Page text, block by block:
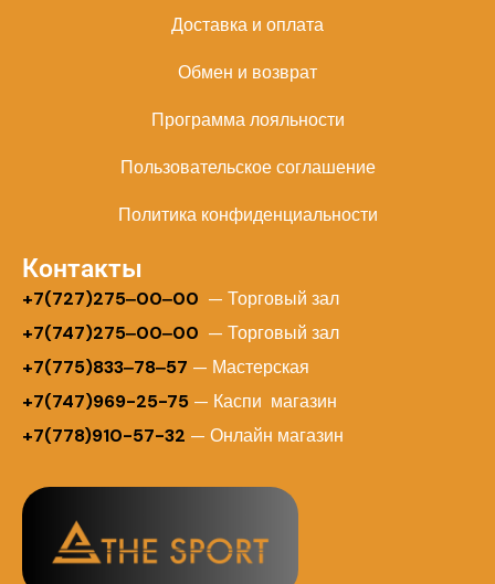
Доставка и оплата
Обмен и возврат
Программа лояльности
Пользовательское соглашение
Политика конфиденциальности
Контакты
+7(727)275‒00‒00 — Торговый зал
+7(747)275‒00‒00 — Торговый зал
+7(775)833‒78‒57 — Мастерская
+7(747)969-25-75 — Каспи магазин
+7(778)910-57-32 — Онлайн магазин